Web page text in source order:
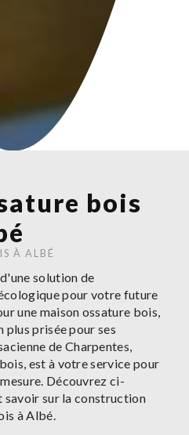
bois
À ALBÉ
solution de
pour votre future
une maison ossature bois,
plus prisée pour ses
de Charpentes,
est à votre service pour
Découvrez ci-
savoir sur la construction
à Albé.